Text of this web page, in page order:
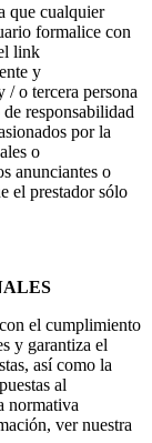
que cualquier
formalice con
link
y
/ o tercera persona
responsabilidad
por la
o
anunciantes o
el prestador sólo
el cumplimiento
y garantiza el
así como la
al
normativa
ver nuestra